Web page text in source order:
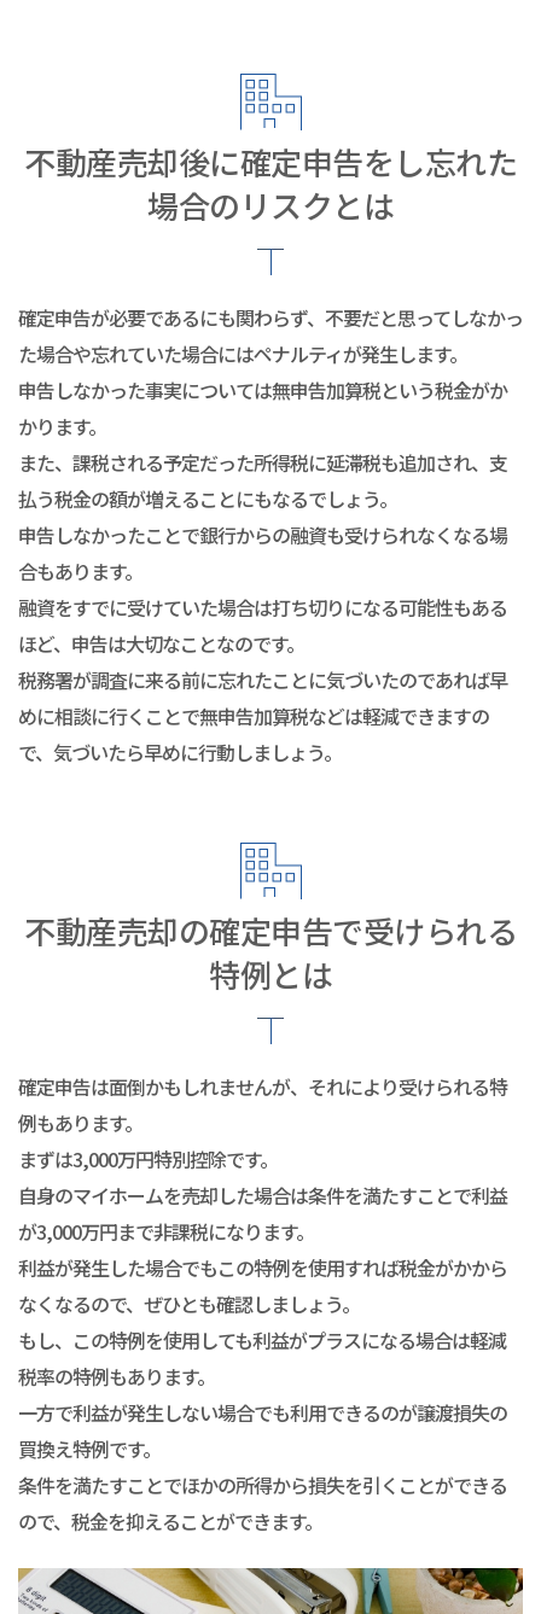
不動産売却後に確定申告をし忘れた
場合のリスクとは
確定申告が必要であるにも関わらず、不要だと思ってしなかっ
た場合や忘れていた場合にはペナルティが発生します。
申告しなかった事実については無申告加算税という税金がか
かります。
また、課税される予定だった所得税に延滞税も追加され、支
払う税金の額が増えることにもなるでしょう。
申告しなかったことで銀行からの融資も受けられなくなる場
合もあります。
融資をすでに受けていた場合は打ち切りになる可能性もある
ほど、申告は大切なことなのです。
税務署が調査に来る前に忘れたことに気づいたのであれば早
めに相談に行くことで無申告加算税などは軽減できますの
で、気づいたら早めに行動しましょう。
不動産売却の確定申告で受けられる
特例とは
確定申告は面倒かもしれませんが、それにより受けられる特
例もあります。
まずは3,000万円特別控除です。
自身のマイホームを売却した場合は条件を満たすことで利益
が3,000万円まで非課税になります。
利益が発生した場合でもこの特例を使用すれば税金がかから
なくなるので、ぜひとも確認しましょう。
もし、この特例を使用しても利益がプラスになる場合は軽減
税率の特例もあります。
一方で利益が発生しない場合でも利用できるのが譲渡損失の
買換え特例です。
条件を満たすことでほかの所得から損失を引くことができる
ので、税金を抑えることができます。